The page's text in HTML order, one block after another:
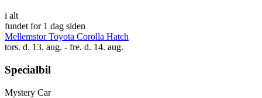
i alt
fundet for 1 dag siden
Mellemstor Toyota Corolla Hatch
tors. d. 13. aug. - fre. d. 14. aug.
Specialbil
Mystery Car